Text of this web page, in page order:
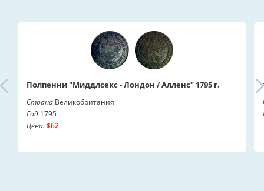
Полпенни "Миддлсекс - Лондон / Алленс" 1795 г.
Страна Великобритания
Год 1795
Цена:$62